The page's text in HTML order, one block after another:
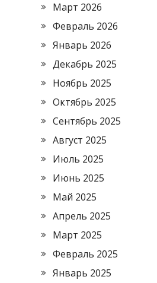
Март 2026
Февраль 2026
Январь 2026
Декабрь 2025
Ноябрь 2025
Октябрь 2025
Сентябрь 2025
Август 2025
Июль 2025
Июнь 2025
Май 2025
Апрель 2025
Март 2025
Февраль 2025
Январь 2025